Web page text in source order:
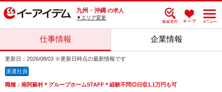
九州・沖縄 の求人
▼エリア変更
仕事情報 企業情報
更新日：2026/08/03 ※更新日時点の最新情報です
派遣社員
職種：南阿蘇村＊グループホームSTAFF＊経験不問◎日収1.1万円も可